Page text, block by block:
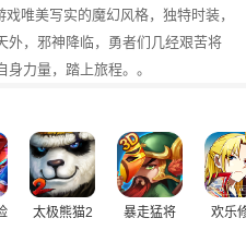
唯美写实的魔幻风格，独特时装，
外，邪神降临，勇者们几经艰苦将
力量，踏上旅程。。
太极熊猫2 暴走猛将 欢乐